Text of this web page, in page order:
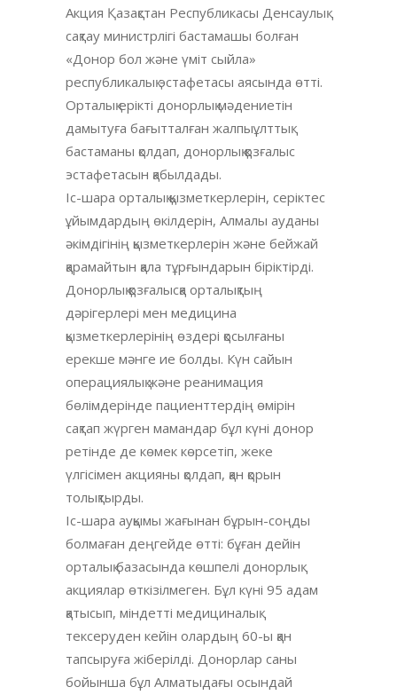
Акция Қазақстан Республикасы Денсаулық
сақтау министрлігі бастамашы болған
«Донор бол және үміт сыйла»
республикалық эстафетасы аясында өтті.
Орталық ерікті донорлық мәдениетін
дамытуға бағытталған жалпыұлттық
бастаманы қолдап, донорлық қозғалыс
эстафетасын қабылдады.
Іс-шара орталық қызметкерлерін, серіктес
ұйымдардың өкілдерін, Алмалы ауданы
әкімдігінің қызметкерлерін және бейжай
қарамайтын қала тұрғындарын біріктірді.
Донорлық қозғалысқа орталықтың
дәрігерлері мен медицина
қызметкерлерінің өздері қосылғаны
ерекше мәнге ие болды. Күн сайын
операциялық және реанимация
бөлімдерінде пациенттердің өмірін
сақтап жүрген мамандар бұл күні донор
ретінде де көмек көрсетіп, жеке
үлгісімен акцияны қолдап, қан қорын
толықтырды.
Іс-шара ауқымы жағынан бұрын-соңды
болмаған деңгейде өтті: бұған дейін
орталық базасында көшпелі донорлық
акциялар өткізілмеген. Бұл күні 95 адам
қатысып, міндетті медициналық
тексеруден кейін олардың 60-ы қан
тапсыруға жіберілді. Донорлар саны
бойынша бұл Алматыдағы осындай